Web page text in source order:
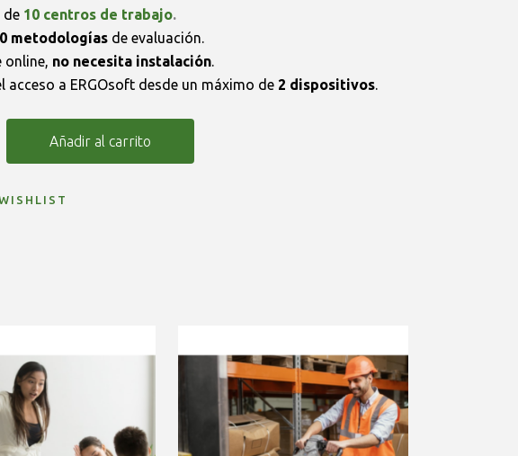
de 10 centros de trabajo.
metodologías de evaluación.
online, no necesita instalación.
acceso a ERGOsoft desde un máximo de 2 dispositivos.
Añadir al carrito